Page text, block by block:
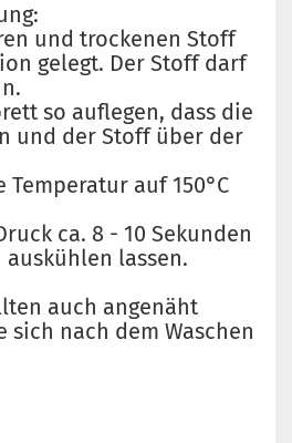
und trockenen Stoff
gelegt. Der Stoff darf
so auflegen, dass die
und der Stoff über der
Temperatur auf 150°C
ca. 8 - 10 Sekunden
lassen.
auch angenäht
sich nach dem Waschen